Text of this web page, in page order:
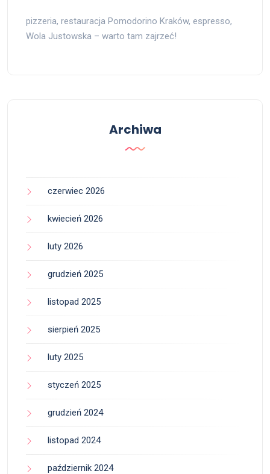
pizzeria, restauracja Pomodorino Kraków, espresso,
Wola Justowska – warto tam zajrzeć!
Archiwa
czerwiec 2026
kwiecień 2026
luty 2026
grudzień 2025
listopad 2025
sierpień 2025
luty 2025
styczeń 2025
grudzień 2024
listopad 2024
październik 2024